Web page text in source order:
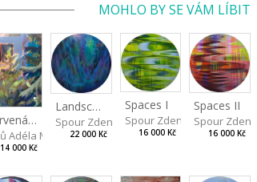
MOHLO BY SE VÁM LÍBIT
Červená konvička
Adéla Marie
14 000 Kč
Landscape III
Spour Zdeněk
22 000 Kč
Spaces I
Spour Zdeněk
16 000 Kč
Spaces II
Spour Zdeněk
16 000 Kč